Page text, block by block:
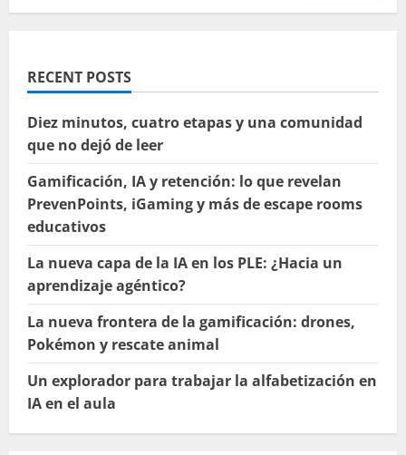
RECENT POSTS
Diez minutos, cuatro etapas y una comunidad
que no dejó de leer
Gamificación, IA y retención: lo que revelan
PrevenPoints, iGaming y más de escape rooms
educativos
La nueva capa de la IA en los PLE: ¿Hacia un
aprendizaje agéntico?
La nueva frontera de la gamificación: drones,
Pokémon y rescate animal
Un explorador para trabajar la alfabetización en
IA en el aula